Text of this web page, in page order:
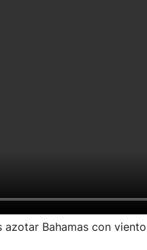
azotar Bahamas con